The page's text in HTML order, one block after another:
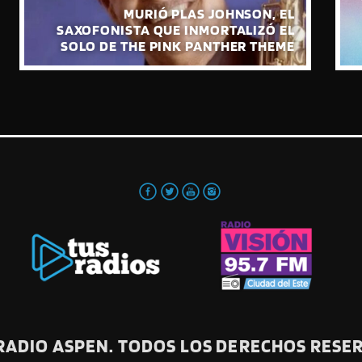
PAUL MCCARTNEY PRESENTA “THE
BOYS OF DUNGEON LANE”, SU NUEVO
ÁLBUM DE ESTUDIO
ASPEN. TODOS LOS DERECHOS